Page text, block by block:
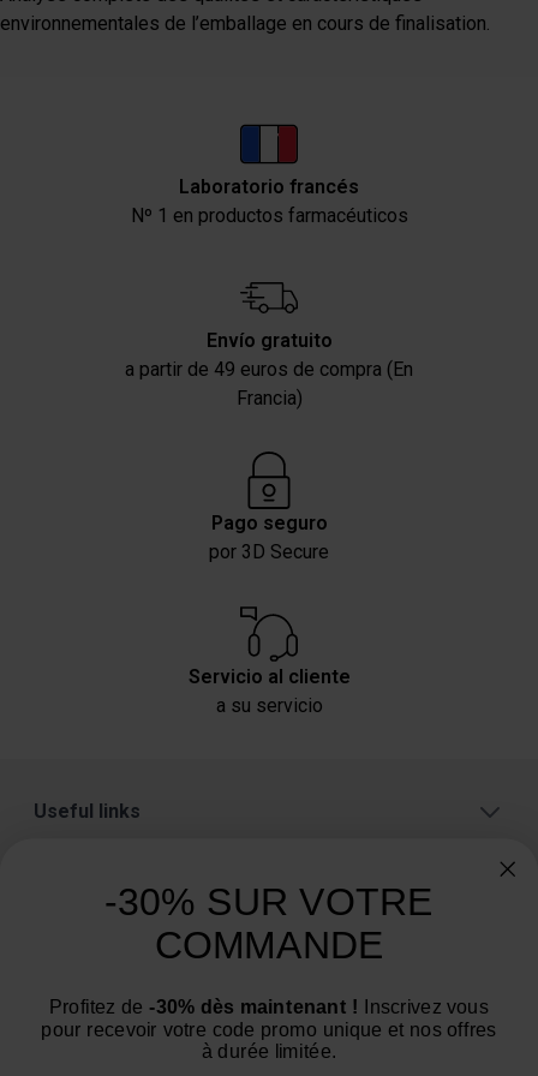
collectées lors de votre utilisation de leurs services.
environnementales de l’emballage en cours de finalisation.
Laboratorio francés
Nº 1 en productos farmacéuticos
Envío gratuito
a partir de 49 euros de compra (En
Francia)
Pago seguro
por 3D Secure
Servicio al cliente
a su servicio
Useful links
Categorías
¿Necesita consejo? ¿Tiene alguna pregunta?
Estamos a su servicio de lunes a viernes: de 9:00 a
12:00 y de 14:00 a 16:00
-30% SUR VOTRE
COMMANDE
Profitez de -30% dès maintenant ! Inscrivez vous
pour recevoir votre code promo unique et nos offres
à durée limitée.